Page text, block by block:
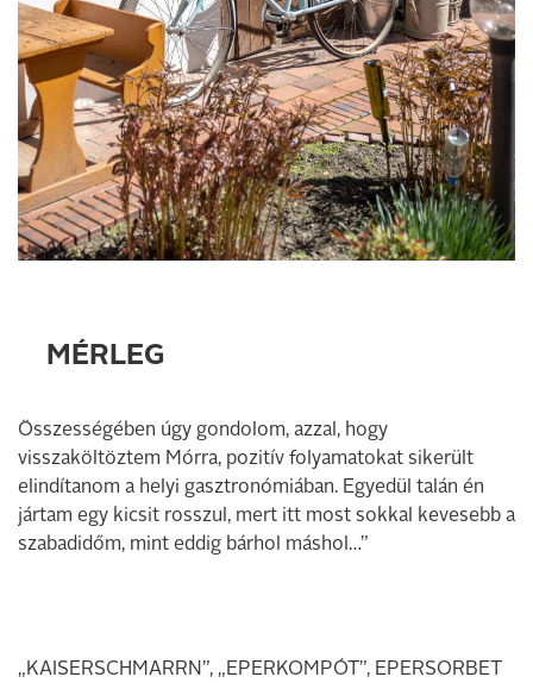
MÉRLEG
Összességében úgy gondolom, azzal, hogy
visszaköltöztem Mórra, pozitív folyamatokat sikerült
elindítanom a helyi gasztronómiában. Egyedül talán én
jártam egy kicsit rosszul, mert itt most sokkal kevesebb a
szabadidőm, mint eddig bárhol máshol…”
„KAISERSCHMARRN”, „EPERKOMPÓT”, EPERSORBET